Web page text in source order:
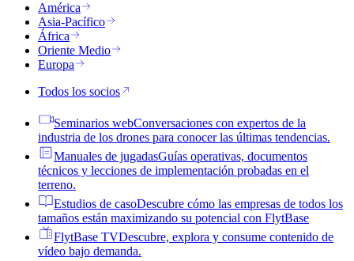
América
Asia-Pacífico
África
Oriente Medio
Europa
Todos los socios
Seminarios webConversaciones con expertos de la
industria de los drones para conocer las últimas tendencias.
Manuales de jugadasGuías operativas, documentos
técnicos y lecciones de implementación probadas en el
terreno.
Estudios de casoDescubre cómo las empresas de todos los
tamaños están maximizando su potencial con FlytBase
FlytBase TVDescubre, explora y consume contenido de
vídeo bajo demanda.